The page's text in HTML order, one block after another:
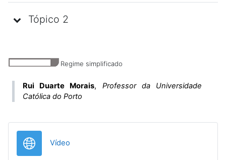
Tópico 2
Regime simplificado
Rui Duarte Morais, Professor da Universidade
Católica do Porto
Vídeo